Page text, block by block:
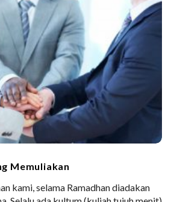
Memuliakan
kami, selama Ramadhan diadakan